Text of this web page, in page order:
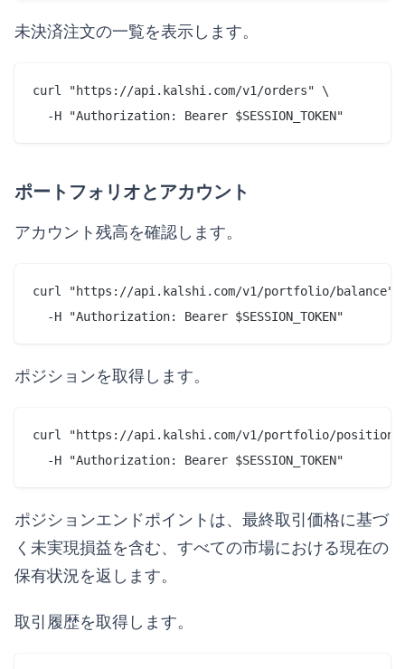
未決済注文の一覧を表示します。
curl "https://api.kalshi.com/v1/orders" \
ポートフォリオとアカウント
アカウント残高を確認します。
curl "https://api.kalshi.com/v1/portfolio/balance"
ポジションを取得します。
curl "https://api.kalshi.com/v1/portfolio/
ポジションエンドポイントは、最終取引価格に基づ
く未実現損益を含む、すべての市場における現在の
保有状況を返します。
取引履歴を取得します。